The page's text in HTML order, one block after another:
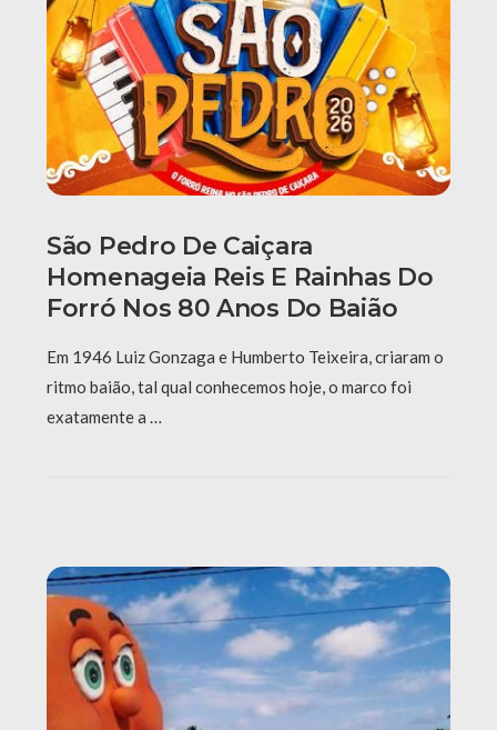
São Pedro De Caiçara
Homenageia Reis E Rainhas Do
Forró Nos 80 Anos Do Baião
Em 1946 Luiz Gonzaga e Humberto Teixeira, criaram o
ritmo baião, tal qual conhecemos hoje, o marco foi
exatamente a …